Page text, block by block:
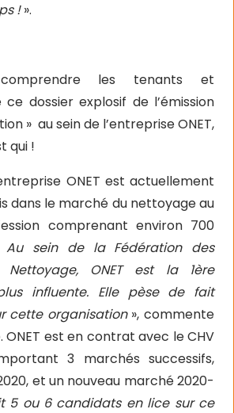
!».
les tenants et
dossier explosif de l’émission
» au sein de l’entreprise ONET,
qui !
ONET est actuellement
dans le marché du nettoyage au
comprenant environ 700
Au sein de la Fédération des
Nettoyage, ONET est la 1ère
influente. Elle pèse de fait
cette organisation», commente
ONET est en contrat avec le CHV
3 marchés successifs,
et un nouveau marché 2020-
5 ou 6 candidats en lice sur ce